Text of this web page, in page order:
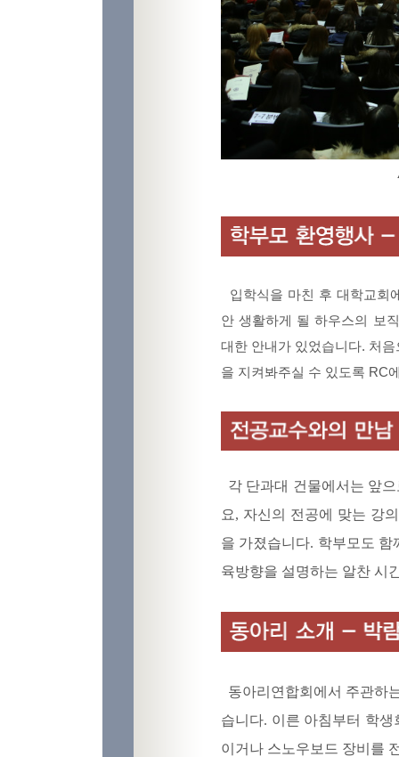
입학식을 마친 후 대학교회
안 생활하게 될 하우스의 보
대한 안내가 있었습니다. 처
을 지켜봐주실 수 있도록 RC
각 단과대 건물에서는 앞
요, 자신의 전공에 맞는 강
을 가졌습니다. 학부모도
육방향을 설명하는 알찬 시
동아리연합회에서 주관하
습니다. 이른 아침부터 학
이거나 스노우보드 장비를